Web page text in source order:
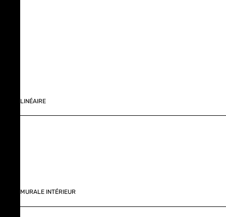
LINÉAIRE
MURALE INTÉRIEUR